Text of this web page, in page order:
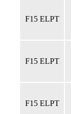
F15 ELPT
F15 ELPT
F15 ELPT